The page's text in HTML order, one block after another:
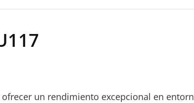
un rendimiento excepcional en